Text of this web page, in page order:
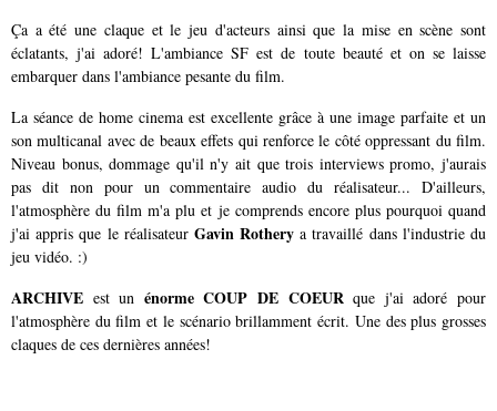
Ça a été une claque et le jeu d'acteurs ainsi que la mise en scène sont
éclatants, j'ai adoré! L'ambiance SF est de toute beauté et on se laisse
embarquer dans l'ambiance pesante du film.
La séance de home cinema est excellente grâce à une image parfaite et un
son multicanal avec de beaux effets qui renforce le côté oppressant du film.
Niveau bonus, dommage qu'il n'y ait que trois interviews promo, j'aurais
pas dit non pour un commentaire audio du réalisateur... D'ailleurs,
l'atmosphère du film m'a plu et je comprends encore plus pourquoi quand
j'ai appris que le réalisateur Gavin Rothery a travaillé dans l'industrie du
jeu vidéo. :)
ARCHIVE est un énorme COUP DE COEURque j'ai adoré pour
l'atmosphère du film et le scénario brillamment écrit. Une des plus grosses
claques de ces dernières années!